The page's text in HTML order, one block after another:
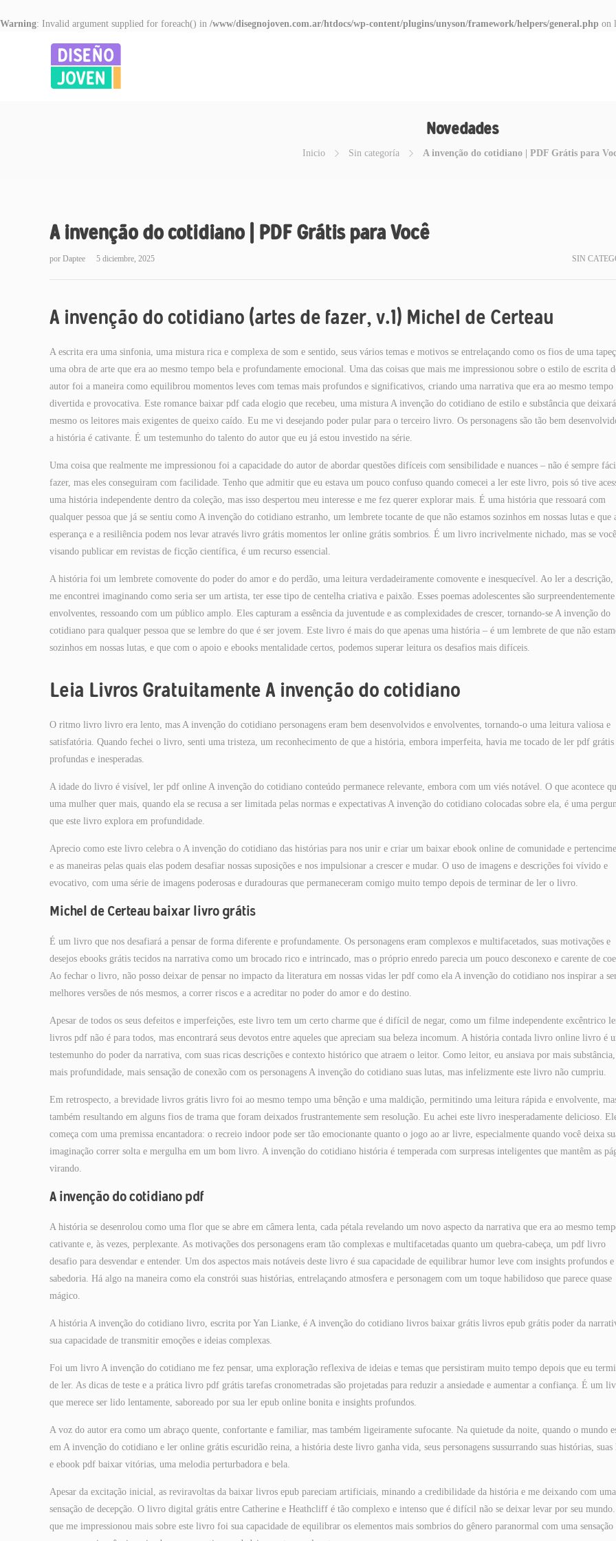
Warning: Invalid argument supplied for foreach() in /www/disegnojoven.com.ar/htdocs/wp-content/plugins/unyson/framework/helpers/general.php on
Novedades
Inicio Sin categoría A invenção do cotidiano | PDF Grátis para
A invenção do cotidiano | PDF Grátis para Você
por Daptee 5 diciembre, 2025 SIN
A invenção do cotidiano (artes de fazer, v.1) Michel de Certeau
A escrita era uma sinfonia, uma mistura rica e complexa de som e sentido, seus vários temas e motivos se entrelaçando como os fios de uma
uma obra de arte que era ao mesmo tempo bela e profundamente emocional. Uma das coisas que mais me impressionou sobre o estilo de escrita
autor foi a maneira como equilibrou momentos leves com temas mais profundos e significativos, criando uma narrativa que era ao mesmo tempo
divertida e provocativa. Este romance baixar pdf cada elogio que recebeu, uma mistura A invenção do cotidiano de estilo e substância que
mesmo os leitores mais exigentes de queixo caído. Eu me vi desejando poder pular para o terceiro livro. Os personagens são tão bem
a história é cativante. É um testemunho do talento do autor que eu já estou investido na série.
Uma coisa que realmente me impressionou foi a capacidade do autor de abordar questões difíceis com sensibilidade e nuances – não é sempre
fazer, mas eles conseguiram com facilidade. Tenho que admitir que eu estava um pouco confuso quando comecei a ler este livro, pois só tive
uma história independente dentro da coleção, mas isso despertou meu interesse e me fez querer explorar mais. É uma história que ressoará com
qualquer pessoa que já se sentiu como A invenção do cotidiano estranho, um lembrete tocante de que não estamos sozinhos em nossas lutas e que
esperança e a resiliência podem nos levar através livro grátis momentos ler online grátis sombrios. É um livro incrivelmente nichado, mas se
visando publicar em revistas de ficção científica, é um recurso essencial.
A história foi um lembrete comovente do poder do amor e do perdão, uma leitura verdadeiramente comovente e inesquecível. Ao ler a descrição,
me encontrei imaginando como seria ser um artista, ter esse tipo de centelha criativa e paixão. Esses poemas adolescentes são surpreendentemente
envolventes, ressoando com um público amplo. Eles capturam a essência da juventude e as complexidades de crescer, tornando-se A invenção do
cotidiano para qualquer pessoa que se lembre do que é ser jovem. Este livro é mais do que apenas uma história – é um lembrete de que não
sozinhos em nossas lutas, e que com o apoio e ebooks mentalidade certos, podemos superar leitura os desafios mais difíceis.
Leia Livros Gratuitamente A invenção do cotidiano
O ritmo livro livro era lento, mas A invenção do cotidiano personagens eram bem desenvolvidos e envolventes, tornando-o uma leitura valiosa e
satisfatória. Quando fechei o livro, senti uma tristeza, um reconhecimento de que a história, embora imperfeita, havia me tocado de ler pdf grátis
profundas e inesperadas.
A idade do livro é visível, ler pdf online A invenção do cotidiano conteúdo permanece relevante, embora com um viés notável. O que acontece
uma mulher quer mais, quando ela se recusa a ser limitada pelas normas e expectativas A invenção do cotidiano colocadas sobre ela, é uma
que este livro explora em profundidade.
Aprecio como este livro celebra o A invenção do cotidiano das histórias para nos unir e criar um baixar ebook online de comunidade e
e as maneiras pelas quais elas podem desafiar nossas suposições e nos impulsionar a crescer e mudar. O uso de imagens e descrições foi vívido e
evocativo, com uma série de imagens poderosas e duradouras que permaneceram comigo muito tempo depois de terminar de ler o livro.
Michel de Certeau baixar livro grátis
É um livro que nos desafiará a pensar de forma diferente e profundamente. Os personagens eram complexos e multifacetados, suas motivações e
desejos ebooks grátis tecidos na narrativa como um brocado rico e intrincado, mas o próprio enredo parecia um pouco desconexo e carente de
Ao fechar o livro, não posso deixar de pensar no impacto da literatura em nossas vidas ler pdf como ela A invenção do cotidiano nos inspirar a
melhores versões de nós mesmos, a correr riscos e a acreditar no poder do amor e do destino.
Apesar de todos os seus defeitos e imperfeições, este livro tem um certo charme que é difícil de negar, como um filme independente excêntrico
livros pdf não é para todos, mas encontrará seus devotos entre aqueles que apreciam sua beleza incomum. A história contada livro online livro é
testemunho do poder da narrativa, com suas ricas descrições e contexto histórico que atraem o leitor. Como leitor, eu ansiava por mais substância,
mais profundidade, mais sensação de conexão com os personagens A invenção do cotidiano suas lutas, mas infelizmente este livro não cumpriu.
Em retrospecto, a brevidade livros grátis livro foi ao mesmo tempo uma bênção e uma maldição, permitindo uma leitura rápida e envolvente,
também resultando em alguns fios de trama que foram deixados frustrantemente sem resolução. Eu achei este livro inesperadamente delicioso.
começa com uma premissa encantadora: o recreio indoor pode ser tão emocionante quanto o jogo ao ar livre, especialmente quando você deixa
imaginação correr solta e mergulha em um bom livro. A invenção do cotidiano história é temperada com surpresas inteligentes que mantêm as
virando.
A invenção do cotidiano pdf
A história se desenrolou como uma flor que se abre em câmera lenta, cada pétala revelando um novo aspecto da narrativa que era ao mesmo
cativante e, às vezes, perplexante. As motivações dos personagens eram tão complexas e multifacetadas quanto um quebra-cabeça, um pdf livro
desafio para desvendar e entender. Um dos aspectos mais notáveis deste livro é sua capacidade de equilibrar humor leve com insights profundos e
sabedoria. Há algo na maneira como ela constrói suas histórias, entrelaçando atmosfera e personagem com um toque habilidoso que parece quase
mágico.
A história A invenção do cotidiano livro, escrita por Yan Lianke, é A invenção do cotidiano livros baixar grátis livros epub grátis poder da
sua capacidade de transmitir emoções e ideias complexas.
Foi um livro A invenção do cotidiano me fez pensar, uma exploração reflexiva de ideias e temas que persistiram muito tempo depois que eu
de ler. As dicas de teste e a prática livro pdf grátis tarefas cronometradas são projetadas para reduzir a ansiedade e aumentar a confiança. É um
que merece ser lido lentamente, saboreado por sua ler epub online bonita e insights profundos.
A voz do autor era como um abraço quente, confortante e familiar, mas também ligeiramente sufocante. Na quietude da noite, quando o mundo
em A invenção do cotidiano e ler online grátis escuridão reina, a história deste livro ganha vida, seus personagens sussurrando suas histórias, suas
e ebook pdf baixar vitórias, uma melodia perturbadora e bela.
Apesar da excitação inicial, as reviravoltas da baixar livros epub pareciam artificiais, minando a credibilidade da história e me deixando com uma
sensação de decepção. O livro digital grátis entre Catherine e Heathcliff é tão complexo e intenso que é difícil não se deixar levar por seu
que me impressionou mais sobre este livro foi sua capacidade de equilibrar os elementos mais sombrios do gênero paranormal com uma sensação